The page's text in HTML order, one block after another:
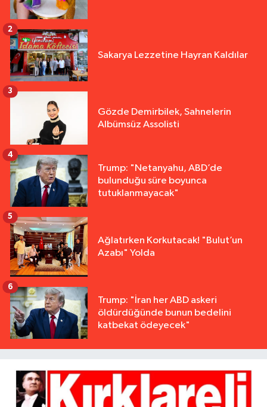
Sakarya Lezzetine Hayran Kaldılar
2
Gözde Demirbilek, Sahnelerin
Albümsüz Assolisti
3
Trump: "Netanyahu, ABD’de
bulunduğu süre boyunca
tutuklanmayacak"
4
Ağlatırken Korkutacak! "Bulut’un
Azabı" Yolda
5
Trump: "İran her ABD askeri
öldürdüğünde bunun bedelini
katbekat ödeyecek"
6